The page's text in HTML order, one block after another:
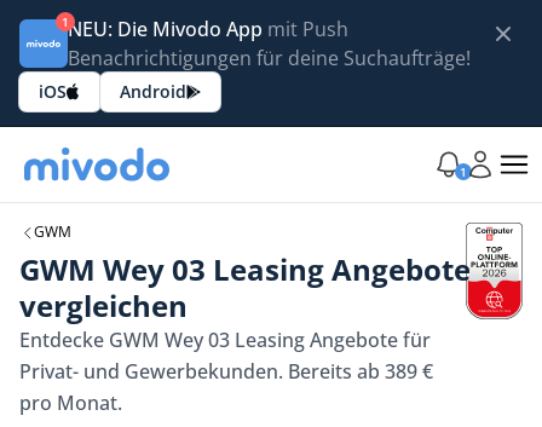
1NEU: Die Mivodo App mit Push
Benachrichtigungen für deine Suchaufträge!
iOS Android
1
GWM
GWM Wey 03 Leasing Angebote
vergleichen
Entdecke GWM Wey 03 Leasing Angebote für
Privat- und Gewerbekunden. Bereits ab 389 €
pro Monat.